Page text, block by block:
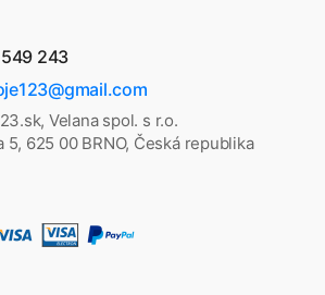
243
Velana spol. s r.o.
5, 625 00 BRNO, Česká republika